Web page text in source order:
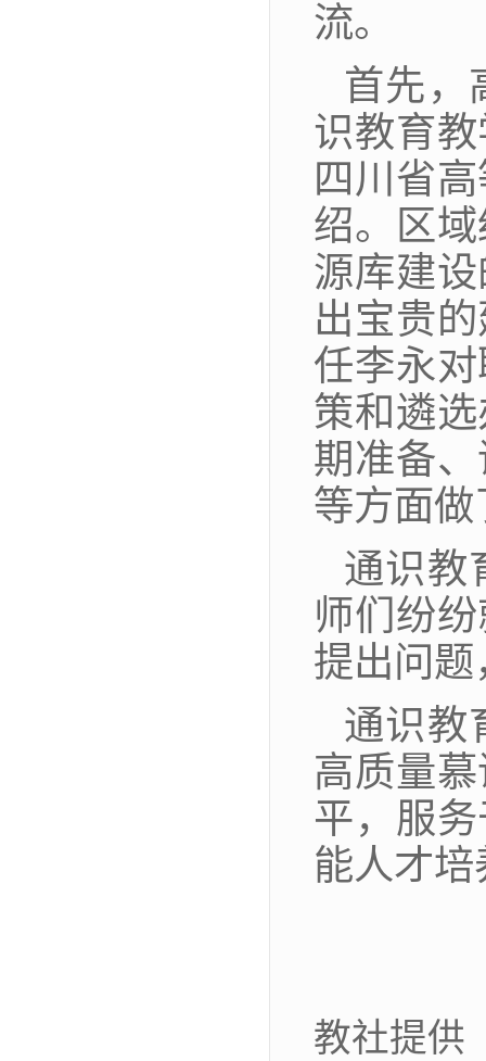
流。
首先，
识教育
四川省
绍。区
源库建
出宝贵
任李永
策和遴
期准备
等方面
通识教
师们纷
提出问
通识教
高质量
平，服
能人才培
教社提供